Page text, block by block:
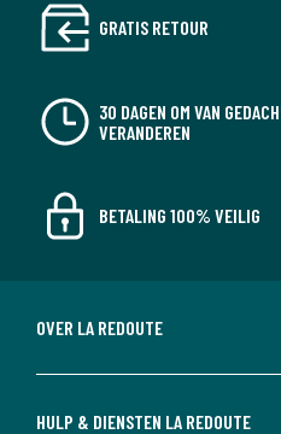
GRATIS RETOUR
30 DAGEN OM VAN
VERANDEREN
BETALING 100% VEILIG
OVER LA REDOUTE
HULP & DIENSTEN LA REDOUTE